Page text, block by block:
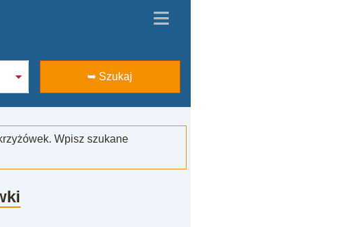
≡
➥ Szukaj
Wpisz szukane